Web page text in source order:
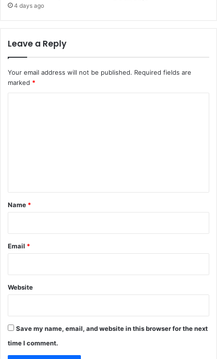
4 days ago
Leave a Reply
Your email address will not be published. Required fields are
marked *
*
Name *
Email *
Website
Save my name, email, and website in this browser for the next
time I comment.